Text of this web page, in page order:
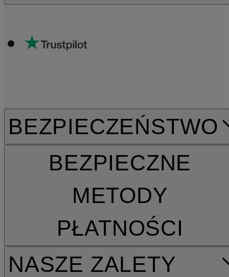
BEZPIECZEŃSTWO
BEZPIECZNE
METODY
PŁATNOŚCI
NASZE ZALETY